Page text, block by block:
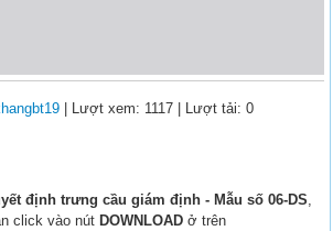
| Lượt xem: 1117 | Lượt tải: 0
định trưng cầu giám định - Mẫu số 06-DS,
click vào nút DOWNLOAD ở trên